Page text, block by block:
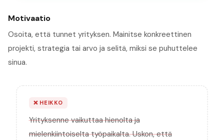
Motivaatio
Osoita, että tunnet yrityksen. Mainitse konkreettinen
projekti, strategia tai arvo ja selitä, miksi se puhuttelee
sinua.
❌HEIKKO
Yrityksenne vaikuttaa hienolta ja
mielenkiintoiselta työpaikalta. Uskon, että